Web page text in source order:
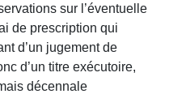
sur l’éventuelle
de prescription qui
d’un jugement de
d’un titre exécutoire,
décennale